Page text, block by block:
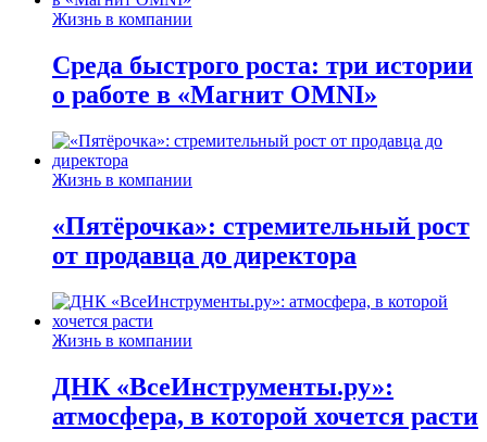
Жизнь в компании
Среда быстрого роста: три истории
о работе в «Магнит OMNI»
Жизнь в компании
«Пятёрочка»: стремительный рост
от продавца до директора
Жизнь в компании
ДНК «ВсеИнструменты.ру»:
атмосфера, в которой хочется расти